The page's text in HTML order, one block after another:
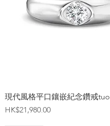
現代風格平口鑲嵌紀念鑽戒tuo
價格
HK$21,980.00